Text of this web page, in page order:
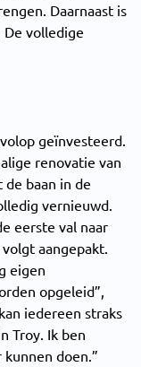
Daarnaast is
De volledige
geïnvesteerd.
renovatie van
baan in de
vernieuwd.
eerste val naar
aangepakt.
eigen
opgeleid”,
iedereen straks
Troy. Ik ben
doen.”